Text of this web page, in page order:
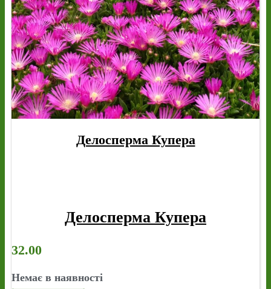
Делосперма Купера
Делосперма Купера
32.00
Немає в наявності